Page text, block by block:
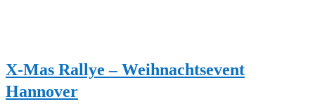
X-Mas Rallye – Weihnachtsevent
Hannover